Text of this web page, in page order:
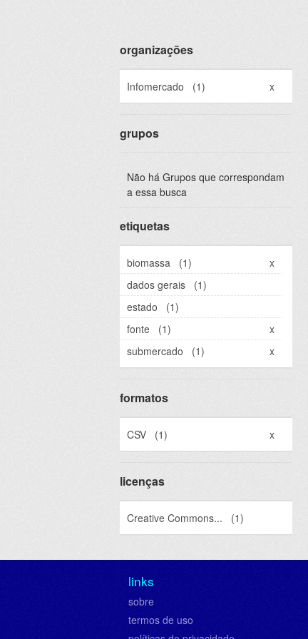
organizações
Infomercado (1) x
grupos
Não há Grupos que correspondam
a essa busca
etiquetas
biomassa (1)
x
dados gerais
(1)
estado
(1)
fonte
(1)
x
submercado
(1) x
formatos
CSV (1) x
licenças
Creative Commons... (1)
links
sobre
termos de uso